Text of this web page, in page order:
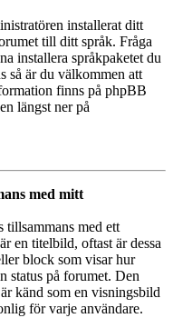
installerat ditt
till ditt språk. Fråga
installera språkpaketet du
så är du välkommen att
finns på phpBB
längst ner på
med mitt
tillsammans med ett
en titelbild, oftast är dessa
block som visar hur
status på forumet. Den
känd som en visningsbild
för varje användare.